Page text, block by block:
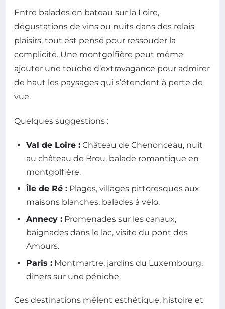
Entre balades en bateau sur la Loire,
dégustations de vins ou nuits dans des relais
plaisirs, tout est pensé pour ressouder la
complicité. Une montgolfière peut même
ajouter une touche d’extravagance pour admirer
de haut les paysages qui s’étendent à perte de
vue.
Quelques suggestions :
Val de Loire : Château de Chenonceau, nuit
au château de Brou, balade romantique en
montgolfière.
Île de Ré : Plages, villages pittoresques aux
maisons blanches, balades à vélo.
Annecy : Promenades sur les canaux,
baignades dans le lac, visite du pont des
Amours.
Paris : Montmartre, jardins du Luxembourg,
dîners sur une péniche.
Ces destinations mêlent esthétique, histoire et